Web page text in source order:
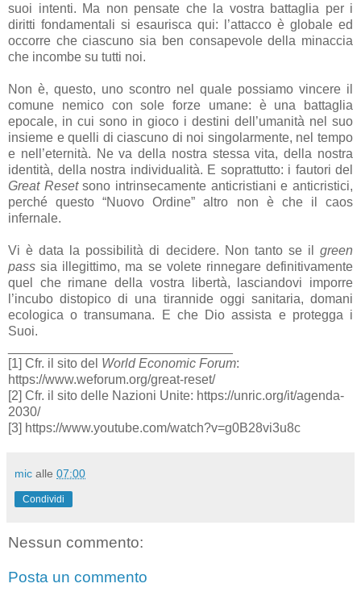
suoi intenti. Ma non pensate che la vostra battaglia per i
diritti fondamentali si esaurisca qui: l’attacco è globale ed
occorre che ciascuno sia ben consapevole della minaccia
che incombe su tutti noi.
Non è, questo, uno scontro nel quale possiamo vincere il
comune nemico con sole forze umane: è una battaglia
epocale, in cui sono in gioco i destini dell’umanità nel suo
insieme e quelli di ciascuno di noi singolarmente, nel tempo
e nell’eternità. Ne va della nostra stessa vita, della nostra
identità, della nostra individualità. E soprattutto: i fautori del
Great Resetsono intrinsecamente anticristiani e anticristici,
perché questo “Nuovo Ordine” altro non è che il caos
infernale.
Vi è data la possibilità di decidere. Non tanto se il green
pass sia illegittimo, ma se volete rinnegare definitivamente
quel che rimane della vostra libertà, lasciandovi imporre
l’incubo distopico di una tirannide oggi sanitaria, domani
ecologica o transumana. E che Dio assista e protegga i
Suoi.
[1] Cfr. il sito del World Economic Forum:
https://www.weforum.org/great-reset/
[2] Cfr. il sito delle Nazioni Unite: https://unric.org/it/agenda-
2030/
[3] https://www.youtube.com/watch?v=g0B28vi3u8c
mic alle 07:00
Condividi
Nessun commento:
Posta un commento